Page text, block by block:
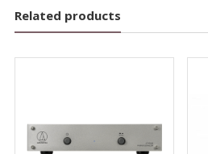
Related products